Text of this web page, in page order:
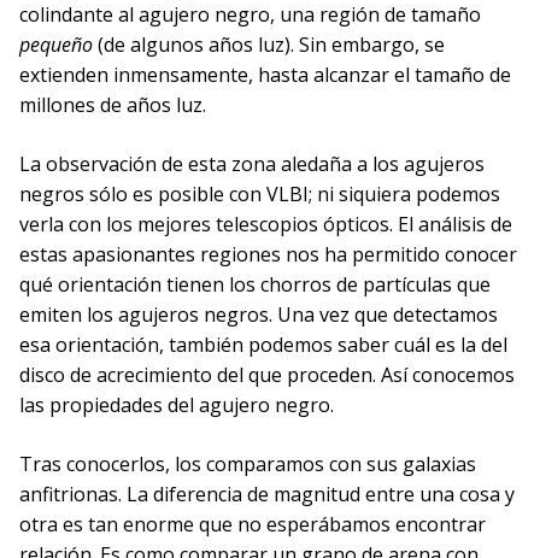
colindante al agujero negro, una región de tamaño
pequeño(de algunos años luz). Sin embargo, se
extienden inmensamente, hasta alcanzar el tamaño de
millones de años luz.
La observación de esta zona aledaña a los agujeros
negros sólo es posible con VLBI; ni siquiera podemos
verla con los mejores telescopios ópticos. El análisis de
estas apasionantes regiones nos ha permitido conocer
qué orientación tienen los chorros de partículas que
emiten los agujeros negros. Una vez que detectamos
esa orientación, también podemos saber cuál es la del
disco de acrecimiento del que proceden. Así conocemos
las propiedades del agujero negro.
Tras conocerlos, los comparamos con sus galaxias
anfitrionas. La diferencia de magnitud entre una cosa y
otra es tan enorme que no esperábamos encontrar